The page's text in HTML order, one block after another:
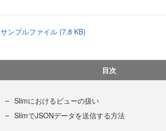
サンプルファイル (7.8 KB)
目次
Slimにおけるビューの扱い
SlimでJSONデータを送信する方法